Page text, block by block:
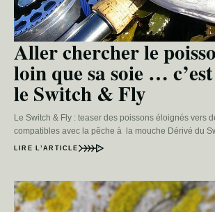
Aller chercher le
loin que sa soie …
le Switch & Fly
Le Switch & Fly : teaser des poissons éloignés vers
compatibles avec la pêche à la mouche Dérivé du
LIRE L’ARTICLE